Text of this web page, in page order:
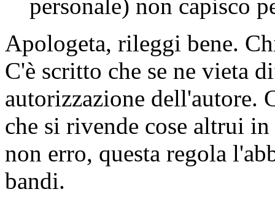
personale) non capisco
Apologeta, rileggi bene.
C'è scritto che se ne vieta
autorizzazione dell'autore.
che si rivende cose altrui
non erro, questa regola
bandi.